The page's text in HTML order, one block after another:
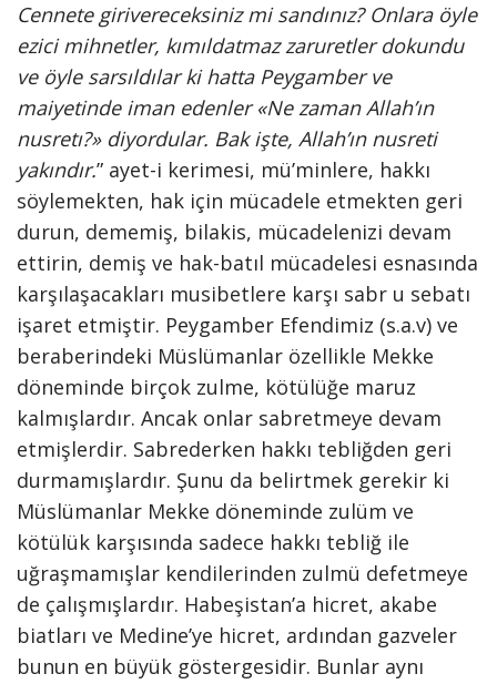
Cennete girivereceksiniz mi sandınız? Onlara öyle
ezici mihnetler, kımıldatmaz zaruretler dokundu
ve öyle sarsıldılar ki hatta Peygamber ve
maiyetinde iman edenler «Ne zaman Allah’ın
nusretı?» diyordular. Bak işte, Allah’ın nusreti
yakındır.” ayet-i kerimesi, mü’minlere, hakkı
söylemekten, hak için mücadele etmekten geri
durun, dememiş, bilakis, mücadelenizi devam
ettirin, demiş ve hak-batıl mücadelesi esnasında
karşılaşacakları musibetlere karşı sabr u sebatı
işaret etmiştir. Peygamber Efendimiz (s.a.v) ve
beraberindeki Müslümanlar özellikle Mekke
döneminde birçok zulme, kötülüğe maruz
kalmışlardır. Ancak onlar sabretmeye devam
etmişlerdir. Sabrederken hakkı tebliğden geri
durmamışlardır. Şunu da belirtmek gerekir ki
Müslümanlar Mekke döneminde zulüm ve
kötülük karşısında sadece hakkı tebliğ ile
uğraşmamışlar kendilerinden zulmü defetmeye
de çalışmışlardır. Habeşistan’a hicret, akabe
biatları ve Medine’ye hicret, ardından gazveler
bunun en büyük göstergesidir. Bunlar aynı